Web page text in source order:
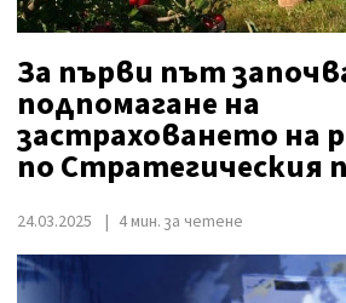
За първи път
подпомагане на
застраховането на
по Стратегическия
24.03.2025 4 мин. за четене